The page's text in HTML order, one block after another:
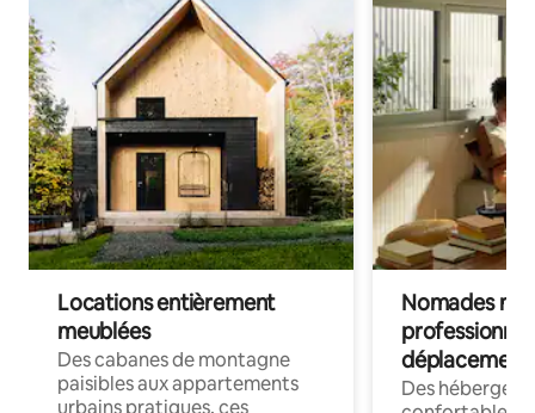
Locations entièrement
meublées
Des cabanes de montagne
paisibles aux appartements
urbains pratiques, ces
Nomades
déplacement
Des